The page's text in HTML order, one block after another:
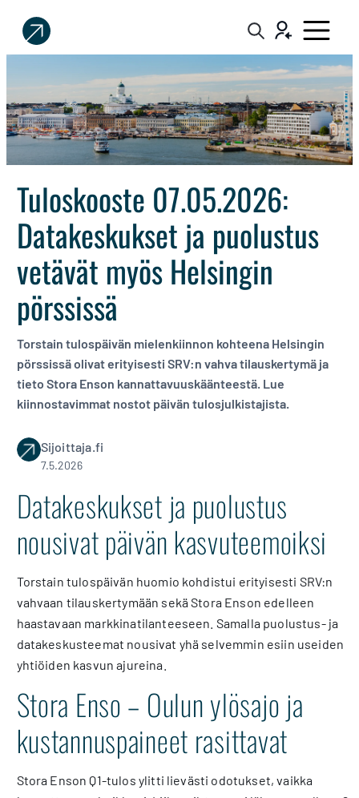
Sijoittaja.fi
Tee
sijoituspäätöksiä
Tuloskooste 07.05.2026:
Datakeskukset ja puolustus
vetävät myös Helsingin
pörssissä
Torstain tulospäivän mielenkiinnon kohteena Helsingin
pörssissä olivat erityisesti SRV:n vahva tilauskertymä ja
tieto Stora Enson kannattavuuskäänteestä. Lue
kiinnostavimmat nostot päivän tulosjulkistajista.
Sijoittaja.fi
7.5.2026
Datakeskukset ja puolustus
nousivat päivän kasvuteemoiksi
Torstain tulospäivän huomio kohdistui erityisesti SRV:n
vahvaan tilauskertymään sekä Stora Enson edelleen
haastavaan markkinatilanteeseen. Samalla puolustus- ja
datakeskusteemat nousivat yhä selvemmin esiin useiden
yhtiöiden kasvun ajureina.
Stora Enso – Oulun ylösajo ja
kustannuspaineet rasittavat
Stora Enson Q1-tulos ylitti lievästi odotukset, vaikka